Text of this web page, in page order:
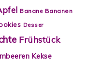
Banane Bananen
Desser
Frühstück
Kekse